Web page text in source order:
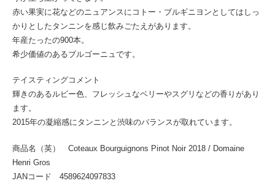
赤い果実に花などのニュアンスにコトー・ブルギニヨンとしてはしっ
かりとしたタンニンを感じ飲みごたえがあります。
年産たったの900本。
希少価値のあるブルゴーニュです。
テイスティングコメント
輝きのあるルビー色、フレッシュなベリーやスグリなどの香りがあり
ます。
2015年の凝縮感にタンニンと渋味のバランスが取れています。
商品名（英） Coteaux Bourguignons Pinot Noir 2018 / Domaine
Henri Gros
JANコード 4589624097833